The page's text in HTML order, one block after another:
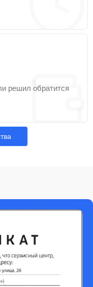
решил обратится